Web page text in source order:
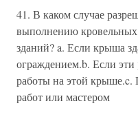
41. В каком случае
выполнению
зданий? a. Если крыша
ограждением.b. Если
работы на этой крыше.c.
работ или мастером